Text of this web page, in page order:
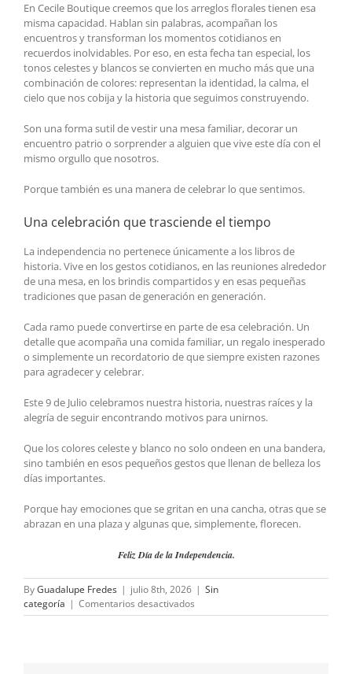
En Cecile Boutique creemos que los arreglos florales tienen esa
misma capacidad. Hablan sin palabras, acompañan los
encuentros y transforman los momentos cotidianos en
recuerdos inolvidables. Por eso, en esta fecha tan especial, los
tonos celestes y blancos se convierten en mucho más que una
combinación de colores: representan la identidad, la calma, el
cielo que nos cobija y la historia que seguimos construyendo.
Son una forma sutil de vestir una mesa familiar, decorar un
encuentro patrio o sorprender a alguien que vive este día con el
mismo orgullo que nosotros.
Porque también es una manera de celebrar lo que sentimos.
Una celebración que trasciende el tiempo
La independencia no pertenece únicamente a los libros de
historia. Vive en los gestos cotidianos, en las reuniones alrededor
de una mesa, en los brindis compartidos y en esas pequeñas
tradiciones que pasan de generación en generación.
Cada ramo puede convertirse en parte de esa celebración. Un
detalle que acompaña una comida familiar, un regalo inesperado
o simplemente un recordatorio de que siempre existen razones
para agradecer y celebrar.
Este 9 de Julio celebramos nuestra historia, nuestras raíces y la
alegría de seguir encontrando motivos para unirnos.
Que los colores celeste y blanco no solo ondeen en una bandera,
sino también en esos pequeños gestos que llenan de belleza los
días importantes.
Porque hay emociones que se gritan en una cancha, otras que se
abrazan en una plaza y algunas que, simplemente, florecen.
Feliz Día de la Independencia.
ByGuadalupe Fredes | julio 8th, 2026 | Sin
categoría | Comentarios desactivados
Un